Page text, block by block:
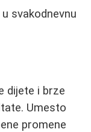
svakodnevnu
dijete i brze
Umesto
promene